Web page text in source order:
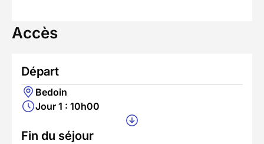
Accès
Départ
Bedoin
Jour 1 : 10h00
Fin du séjour